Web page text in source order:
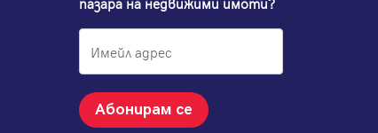
Абонирам се